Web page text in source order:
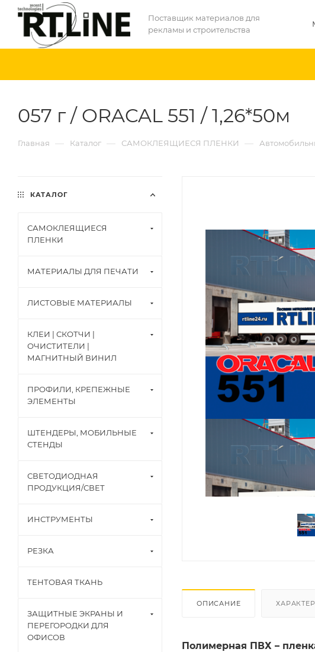
Поставщик материалов для
рекламы и строительства
057 г / ORACAL 551 / 1,26*50м
Главная — Каталог — САМОКЛЕЯЩИЕСЯ ПЛЕНКИ —
ОПИСАНИЕ
Полимерная ПВХ –
КАТАЛОГ
САМОКЛЕЯЩИЕСЯ
ПЛЕНКИ
МАТЕРИАЛЫ ДЛЯ ПЕЧАТИ
ЛИСТОВЫЕ МАТЕРИАЛЫ
КЛЕИ | СКОТЧИ |
ОЧИСТИТЕЛИ |
МАГНИТНЫЙ ВИНИЛ
ПРОФИЛИ, КРЕПЕЖНЫЕ
ЭЛЕМЕНТЫ
ШТЕНДЕРЫ, МОБИЛЬНЫЕ
СТЕНДЫ
СВЕТОДИОДНАЯ
ПРОДУКЦИЯ/СВЕТ
ИНСТРУМЕНТЫ
РЕЗКА
ТЕНТОВАЯ ТКАНЬ
ЗАЩИТНЫЕ ЭКРАНЫ И
ПЕРЕГОРОДКИ ДЛЯ
ОФИСОВ